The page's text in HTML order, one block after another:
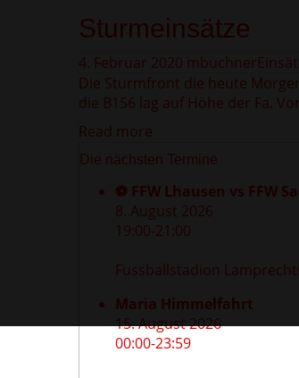
Sturmeinsätze
4. Februar 2020 mbuchner
Die Sturmfront die heute
die B156 lag auf Höhe der Fa.
Read more
Die nächsten Termine
⚽ FFW Lhausen vs FFW
8. August 2026
19:00-21:00
Fussballstadion
Maria Himmelfahrt
15. August 2026
00:00-23:59